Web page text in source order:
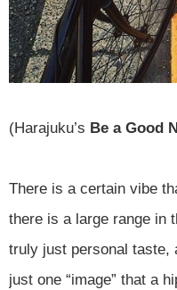
(Harajuku’s Be a Good
There is a certain vibe
there is a large range in
truly just personal taste,
just one “image” that a